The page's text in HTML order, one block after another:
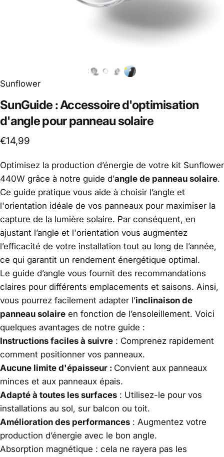
Sunflower
SunGuide :Accessoired'optimisation
d'anglepourpanneausolaire
€14,99
Optimisez la production d’énergie de votre kit Sunflower
440W grâce à notre guide d’angle de panneau solaire.
Ce guide pratique vous aide à choisir l’angle et
l'orientation idéale de vos panneaux pour maximiser la
capture de la lumière solaire. Par conséquent, en
ajustant l’angle et l'orientation vous augmentez
l’efficacité de votre installation tout au long de l’année,
ce qui garantit un rendement énergétique optimal.
Le guide d’angle vous fournit des recommandations
claires pour différents emplacements et saisons. Ainsi,
vous pourrez facilement adapter l’inclinaison de
panneau solaire en fonction de l’ensoleillement. Voici
quelques avantages de notre guide :
Instructions faciles à suivre : Comprenez rapidement
comment positionner vos panneaux.
Aucune limite d'épaisseur : Convient aux panneaux
minces et aux panneaux épais.
Adapté à toutes les surfaces : Utilisez-le pour vos
installations au sol, sur balcon ou toit.
Amélioration des performances : Augmentez votre
production d’énergie avec le bon angle.
Absorption magnétique : cela ne rayera pas les